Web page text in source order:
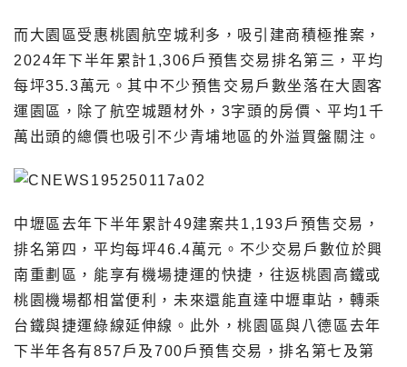
而大園區受惠桃園航空城利多，吸引建商積極推案，
2024年下半年累計1,306戶預售交易排名第三，平均
每坪35.3萬元。其中不少預售交易戶數坐落在大園客
運園區，除了航空城題材外，3字頭的房價、平均1千
萬出頭的總價也吸引不少青埔地區的外溢買盤關注。
中壢區去年下半年累計49建案共1,193戶預售交易，
排名第四，平均每坪46.4萬元。不少交易戶數位於興
南重劃區，能享有機場捷運的快捷，往返桃園高鐵或
桃園機場都相當便利，未來還能直達中壢車站，轉乘
台鐵與捷運綠線延伸線。此外，桃園區與八德區去年
下半年各有857戶及700戶預售交易，排名第七及第